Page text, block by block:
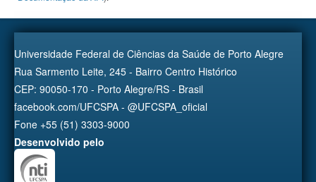
Universidade Federal de Ciências da Saúde de Porto Alegre
Rua Sarmento Leite, 245 - Bairro Centro Histórico
CEP: 90050-170 - Porto Alegre/RS - Brasil
facebook.com/UFCSPA - @UFCSPA_oficial
Fone +55 (51) 3303-9000
Desenvolvido pelo